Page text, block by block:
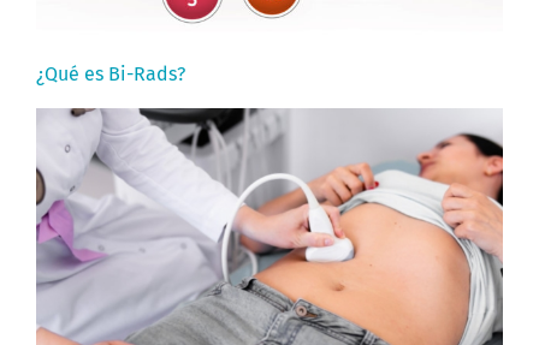
¿Qué es Bi-Rads?